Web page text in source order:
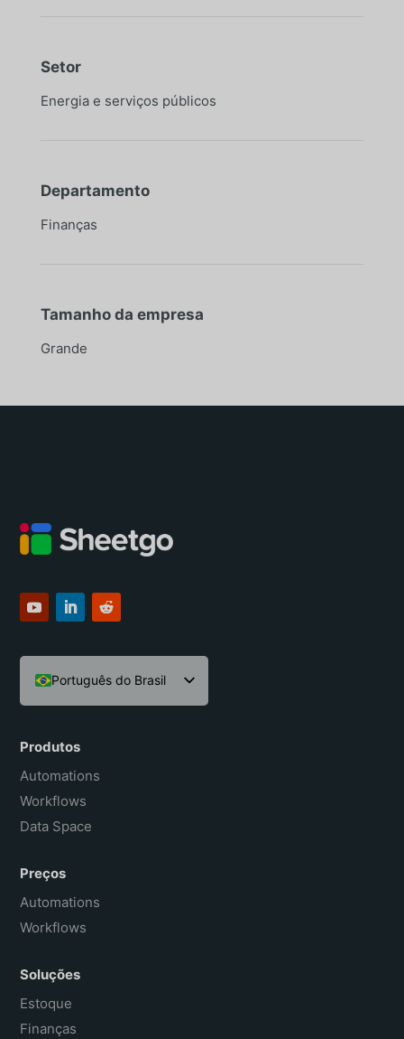
Setor
Energia e serviços públicos
Departamento
Finanças
Tamanho da empresa
Grande
Português do Brasil
English
Español
Français
Produtos
Automations
Workflows
Data Space
Preços
Automations
Workflows
Soluções
Estoque
Finanças